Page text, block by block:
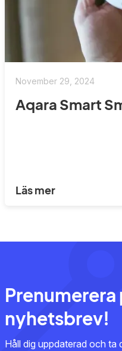
November 29, 2024
Aqara Smart
Läs mer
Prenumerera
nyhetsbrev!
Håll dig uppdaterad och ta